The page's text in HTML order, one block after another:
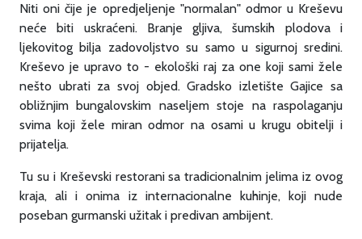
Niti oni čije je opredjeljenje "normalan" odmor u Kreševu
neće biti uskraćeni. Branje gljiva, šumskih plodova i
ljekovitog bilja zadovoljstvo su samo u sigurnoj sredini.
Kreševo je upravo to - ekološki raj za one koji sami žele
nešto ubrati za svoj objed. Gradsko izletište Gajice sa
obližnjim bungalovskim naseljem stoje na raspolaganju
svima koji žele miran odmor na osami u krugu obitelji i
prijatelja.
Tu su i Kreševski restorani sa tradicionalnim jelima iz ovog
kraja, ali i onima iz internacionalne kuhinje, koji nude
poseban gurmanski užitak i predivan ambijent.